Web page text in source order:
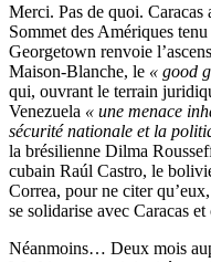
Merci. Pas de quoi.
Sommet des Amériques
Georgetown renvoie
Maison-Blanche, le « good
qui, ouvrant le terrain
Venezuela « une menace
sécurité nationale et la
la brésilienne Dilma
cubain Raúl Castro, le
Correa, pour ne citer
se solidarise avec Caracas
Néanmoins… Deux mois